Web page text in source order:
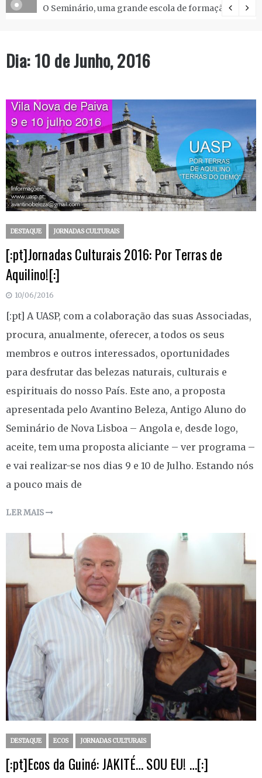
O Seminário, uma grande escola de formação.
Dia:10 de Junho, 2016
DESTAQUE JORNADAS CULTURAIS
[:pt]Jornadas Culturais 2016: Por Terras de
Aquilino![:]
10/06/2016
[:pt] A UASP, com a colaboração das suas Associadas,
procura, anualmente, oferecer, a todos os seus
membros e outros interessados, oportunidades
para desfrutar das belezas naturais, culturais e
espirituais do nosso País. Este ano, a proposta
apresentada pelo Avantino Beleza, Antigo Aluno do
Seminário de Nova Lisboa – Angola e, desde logo,
aceite, tem uma proposta aliciante – ver programa –
e vai realizar-se nos dias 9 e 10 de Julho. Estando nós
a pouco mais de
LER MAIS
DESTAQUE ECOS JORNADAS CULTURAIS
[:pt]Ecos da Guiné: JAKITÉ… SOU EU! …[:]